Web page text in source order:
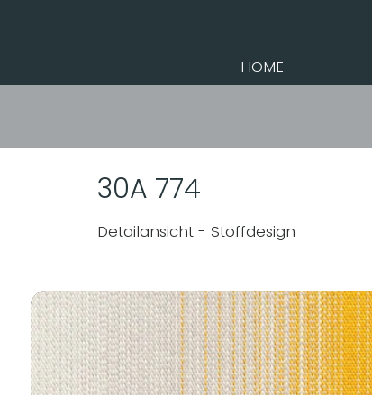
HOME
30A 774
Detailansicht - Stoffdesign